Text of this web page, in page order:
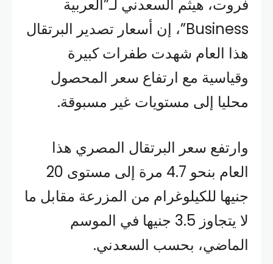
فروت، هيثم السعدني لـ”العربية
Business”، إن أسعار تصدير البرتقال
هذا العام شهدت طفرات كبيرة
وقياسية مع ارتفاع سعر المحصول
محليا إلى مستويات غير مسبوقة.
وارتفع سعر البرتقال المصري هذا
العام بنحو 4.7 مرة إلى مستوى 20
جنيها للكيلوغرام من المزرعة مقابل ما
لا يتجاوز 3.5 جنيها في الموسم
الماضي، بحسب السعدني.